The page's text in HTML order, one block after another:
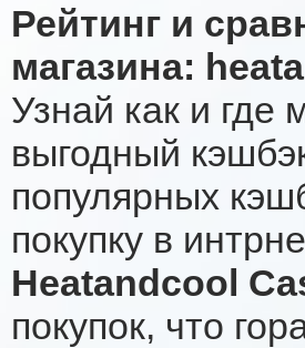
Рейтинг и
магазина:
Узнай как и
выгодный
популярных
покупку в
Heatandcool
покупок, что